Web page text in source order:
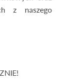
z naszego